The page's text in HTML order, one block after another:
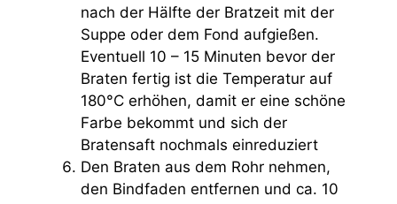
nach der Hälfte der Bratzeit mit der
Suppe oder dem Fond aufgießen.
Eventuell 10 – 15 Minuten bevor der
Braten fertig ist die Temperatur auf
180°C erhöhen, damit er eine schöne
Farbe bekommt und sich der
Bratensaft nochmals einreduziert
Den Braten aus dem Rohr nehmen,
den Bindfaden entfernen und ca. 10